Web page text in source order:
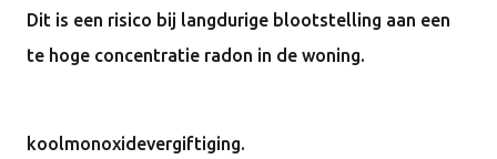
Dit is een risico bij langdurige blootstelling aan een
te hoge concentratie radon in de woning.
koolmonoxidevergiftiging.